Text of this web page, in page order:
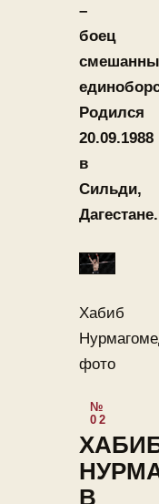
–
боец
Родился
20.09.1988
в
Сильди,
Дагестане.
Хабиб
фото
В